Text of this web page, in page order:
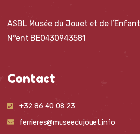
ASBL Musée du Jouet et de l’Enfant
N°ent BE0430943581
Contact
+32 86 40 08 23
ferrieres@museedujouet.info